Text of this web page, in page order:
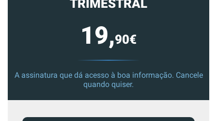
TRIMESTRAL
19,90€
A assinatura que dá acesso à boa informação. Cancele
quando quiser.